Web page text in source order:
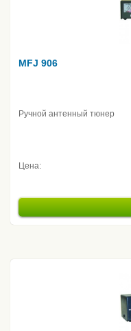
MFJ 906
Ручной антенный тюнер
Цена: